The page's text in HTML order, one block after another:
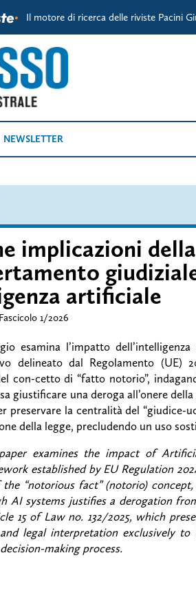
Il motore di ricerca delle riviste Pacini
NEWSLETTER
implicazioni
artificiale
Fascicolo 1/2026
esamina l’impatto
delineato dal Regolamento (UE)
con-cetto di “fatto notorio”,
giustificare una deroga all’onere
preservare la centralità del “giudice-
della legge, precludendo un uso
examines the impact of
established by EU Regulation
“notorious fact” (notorio)
AI systems justifies a derogation
15 of Law no. 132/2025, which
legal interpretation exclusively
making process.